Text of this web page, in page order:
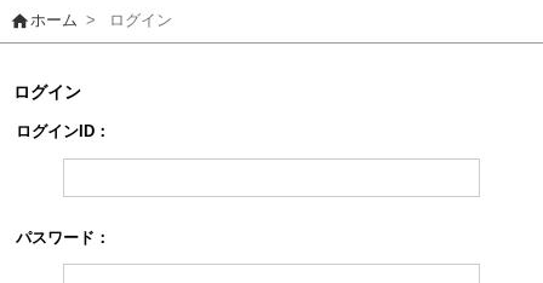
homeホーム > ログイン
ログイン
ログインID：
パスワード：